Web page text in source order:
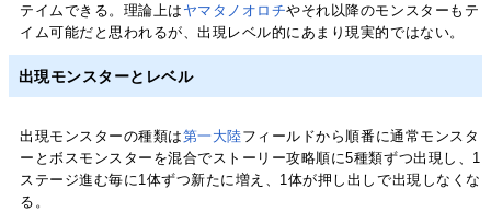
テイムできる。理論上は ヤマタノオロチやそれ以降のモンスターもテ
イム可能だと思われるが、出現レベル的にあまり現実的ではない。
出現モンスターとレベル
出現モンスターの種類は第一大陸フィールドから順番に通常モンスタ
ーとボスモンスターを混合でストーリー攻略順に5種類ずつ出現し、1
ステージ進む毎に1体ずつ新たに増え、1体が押し出しで出現しなくな
る。